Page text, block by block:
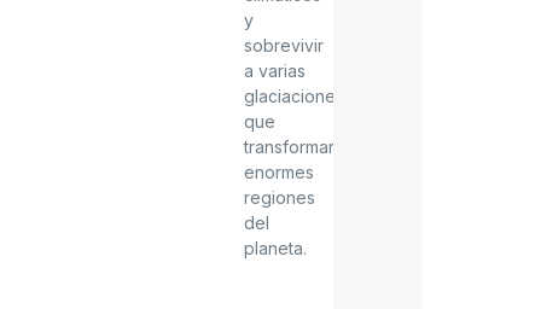
y
sobrevivir
a varias
glaciaciones
que
transformaron
enormes
regiones
del
planeta.